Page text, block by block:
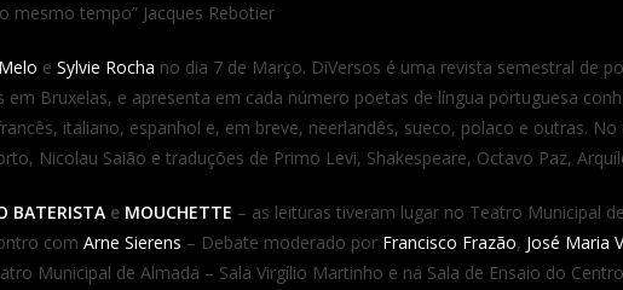
tempo” Jacques Rebotier
e Sylvie Rocha no dia 7 de Março. DiVersos é uma revista semestral de
Bruxelas, e apresenta em cada número poetas de língua portuguesa
italiano, espanhol e, em breve, neerlandês, sueco, polaco e outras.
Nicolau Saião e traduções de Primo Levi, Shakespeare, Octavo Paz,
BATERISTA e MOUCHETTE – as leituras tiveram lugar no Teatro Municipal
com Arne Sierens – Debate moderado por Francisco Frazão, José Maria
Municipal de Almada – Sala Virgílio Martinho e na Sala de Ensaio do